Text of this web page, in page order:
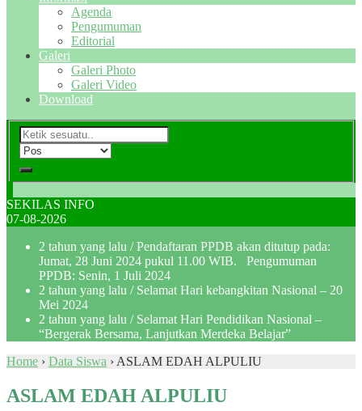
Agenda
Pengumuman
Editorial
Galeri
Galeri Photo
Galeri Video
Download
SEKILAS INFO
07-08-2026
2 tahun yang lalu / Pendaftaran PPDB akan ditutup pada:
Jumat, 28 Juni 2024 pukul 11.00 WIB. Pengumuman
PPDB: Senin, 1 Juli 2024
2 tahun yang lalu / Selamat Hari kebangkitan Nasional – 20
Mei 2024
2 tahun yang lalu / Selamat Hari Pendidikan Nasional –
“Bergerak Bersama, Lanjutkan Merdeka Belajar”
Home › Data Siswa › ASLAM EDAH ALPULIU
ASLAM EDAH ALPULIU